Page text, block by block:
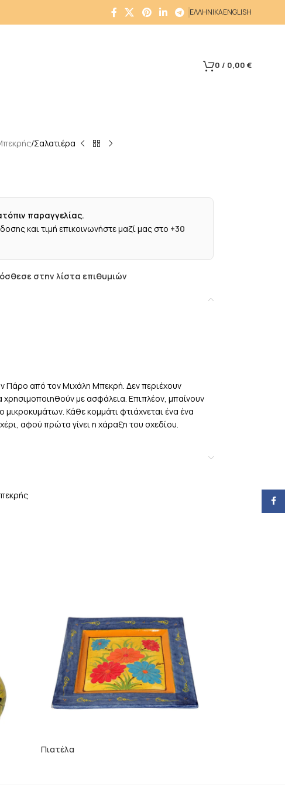
ΕΛΛΗΝΙΚΑENGLISH
0 / 0,00 €
Σαλατιέρα
παραγγελίας.
και τιμή επικοινωνήστε μαζί μας στο +30
στην λίστα επιθυμιών
Πάρο από τον Μιχάλη Μπεκρή. Δεν περιέχουν
με ασφάλεια. Επιπλέον, μπαίνουν
Κάθε κομμάτι φτιάχνεται ένα ένα
αφού πρώτα γίνει η χάραξη του σχεδίου.
Πιατέλα